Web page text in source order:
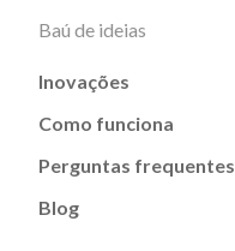
Baú de ideias
Inovações
Como funciona
Perguntas frequentes
Blog